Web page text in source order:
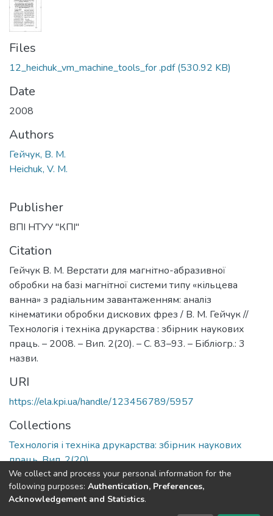
Files
12_heichuk_vm_machine_tools_for .pdf(530.92 KB)
Date
2008
Authors
Гейчук, В. М.
Heichuk, V. M.
Publisher
ВПІ НТУУ "КПІ"
Citation
Гейчук В. М. Верстати для магнітно-абразивної
обробки на базі магнітної системи типу «кільцева
ванна» з радіальним завантаженням: аналіз
кінематики обробки дискових фрез / В. М. Гейчук //
Технологія і техніка друкарства : збірник наукових
праць. – 2008. – Вип. 2(20). – С. 83–93. – Бібліогр.: 3
назви.
URI
https://ela.kpi.ua/handle/123456789/5957
Collections
Технологія і техніка друкарства: збірник наукових
праць, Вип. 2(20)
Full item page
We collect and process your personal information for the
following purposes: Authentication, Preferences,
Acknowledgement and Statistics.